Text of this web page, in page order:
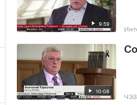
9:59
10:08 ЧЭЗ